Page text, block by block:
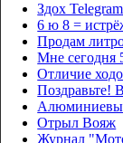
Здох
6 ю 8 =
Продам
Мне сегодня
Отличие
Поздравьте!
Отрыл Вояж
Журнал